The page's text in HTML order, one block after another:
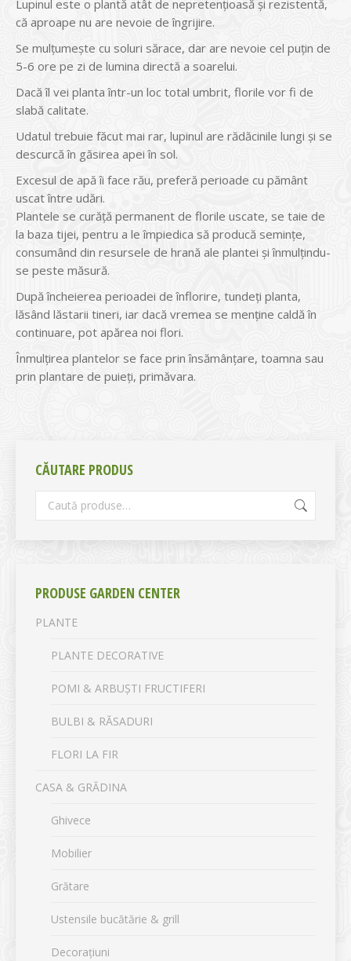
Lupinul este o plantă atât de nepretențioasă și rezistentă,
că aproape nu are nevoie de îngrijire.
Se mulțumește cu soluri sărace, dar are nevoie cel puțin de
5-6 ore pe zi de lumina directă a soarelui.
Dacă îl vei planta într-un loc total umbrit, florile vor fi de
slabă calitate.
Udatul trebuie făcut mai rar, lupinul are rădăcinile lungi și se
descurcă în găsirea apei în sol.
Excesul de apă îi face rău, preferă perioade cu pământ
uscat între udări.
Plantele se curăță permanent de florile uscate, se taie de
la baza tijei, pentru a le împiedica să producă semințe,
consumând din resursele de hrană ale plantei și înmulțindu-
se peste măsură.
După încheierea perioadei de înflorire, tundeți planta,
lăsând lăstarii tineri, iar dacă vremea se menține caldă în
continuare, pot apărea noi flori.
Înmulțirea plantelor se face prin însămânțare, toamna sau
prin plantare de puieți, primăvara.
CĂUTARE PRODUS
PRODUSE GARDEN CENTER
PLANTE
PLANTE DECORATIVE
POMI & ARBUȘTI FRUCTIFERI
BULBI & RĂSADURI
FLORI LA FIR
CASA & GRĂDINA
Ghivece
Mobilier
Grătare
Ustensile bucătărie & grill
Decorațiuni